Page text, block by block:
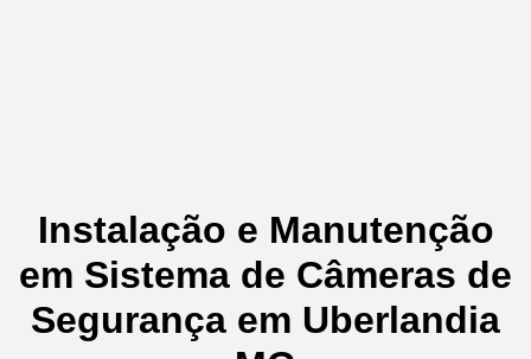
Instalação e Manutenção
em Sistema de Câmeras de
Segurança em Uberlandia